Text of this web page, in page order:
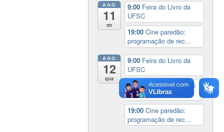
AGO
11
ter
9:00 Feira do Livro da
UFSC
19:00Cine paredão:
programação de rec...
AGO
12
qua
9:00 Feira do Livro da
UFSC
17:00 3º Prêmio Zahidé
Muzart
19:00Cine paredão:
programação de rec...